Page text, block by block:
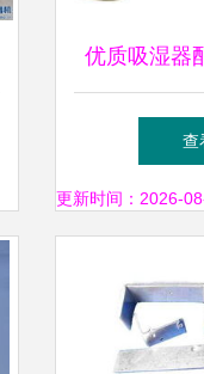
优质吸湿器
强县周窝变
查
更新时间：2026-